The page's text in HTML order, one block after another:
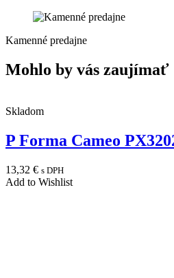
Kamenné predajne
Mohlo by vás zaujímať
Skladom
P Forma Cameo
13,32 € s DPH
Add to Wishlist